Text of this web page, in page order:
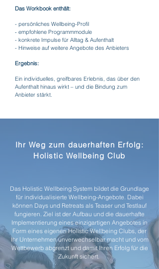
Das Workbook enthält:
- persönliches Wellbeing-Profil
​- empfohlene Programmmodule
- konkrete Impulse für Alltag & Aufenthalt
- Hinweise auf weitere Angebote des Anbieters
Ergebnis:
Ein individuelles, greifbares Erlebnis, das über den
Aufenthalt hinaus wirkt – und die Bindung zum
Anbieter stärkt.
Ihr Weg zum dauerhaften Erfolg:
Holistic Wellbeing Club
Das Holistic Wellbeing System bildet die Grundlage
für individualisierte Wellbeing-Angebote. Dabei
können Days und Retreats als Teaser und Testlauf
fungieren. Ziel ist der Aufbau und die dauerhafte
Implementierung eines einzigartigen Angebotes in
Form eines eigenen Holistic Wellbeing Clubs, der
Ihr Unternehmen unverwechselbar macht und vom
Wettbewerb abgrenzt und damit Ihren Erfolg für die
Zukunft sichert.